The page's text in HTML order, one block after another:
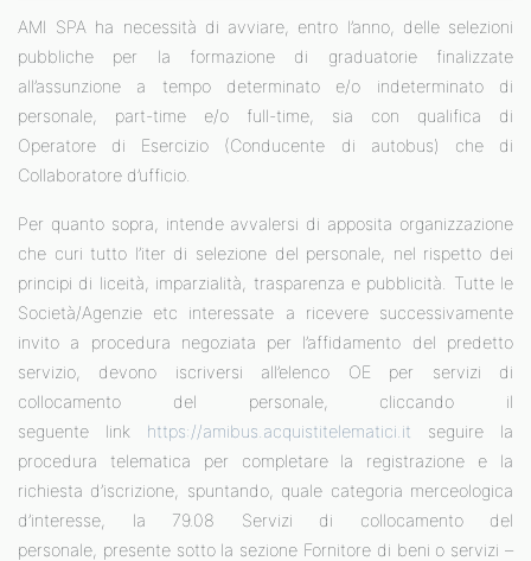
AMI SPA ha necessità di avviare, entro l’anno, delle selezioni
pubbliche per la formazione di graduatorie finalizzate
all’assunzione a tempo determinato e/o indeterminato di
personale, part-time e/o full-time, sia con qualifica di
Operatore di Esercizio (Conducente di autobus) che di
Collaboratore d’ufficio.
Per quanto sopra, intende avvalersi di apposita organizzazione
che curi tutto l’iter di selezione del personale, nel rispetto dei
principi di liceità, imparzialità, trasparenza e pubblicità. Tutte le
Società/Agenzie etc interessate a ricevere successivamente
invito a procedura negoziata per l’affidamento del predetto
servizio, devono iscriversi all’elenco OE per servizi di
collocamento del personale, cliccando il
seguente link https://amibus.acquistitelematici.it seguire la
procedura telematica per completare la registrazione e la
richiesta d’iscrizione, spuntando, quale categoria merceologica
d’interesse, la 79.08 Servizi di collocamento del
personale, presente sotto la sezione Fornitore di beni o servizi –